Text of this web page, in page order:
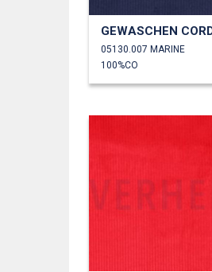
05130.007 MARINE
100%CO